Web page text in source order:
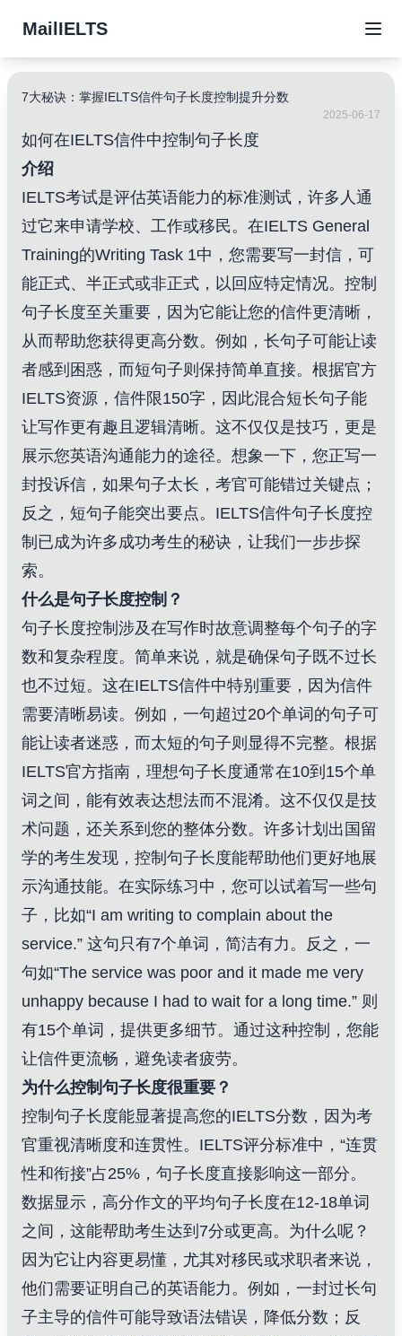
MailIELTS
7大秘诀：掌握IELTS信件句子长度控制提升分数
2025-06-17
如何在IELTS信件中控制句子长度
介绍
IELTS考试是评估英语能力的标准测试，许多人通
过它来申请学校、工作或移民。在IELTS General
Training的Writing Task 1中，您需要写一封信，可
能正式、半正式或非正式，以回应特定情况。控制
句子长度至关重要，因为它能让您的信件更清晰，
从而帮助您获得更高分数。例如，长句子可能让读
者感到困惑，而短句子则保持简单直接。根据官方
IELTS资源，信件限150字，因此混合短长句子能
让写作更有趣且逻辑清晰。这不仅仅是技巧，更是
展示您英语沟通能力的途径。想象一下，您正写一
封投诉信，如果句子太长，考官可能错过关键点；
反之，短句子能突出要点。IELTS信件句子长度控
制已成为许多成功考生的秘诀，让我们一步步探
索。
什么是句子长度控制？
句子长度控制涉及在写作时故意调整每个句子的字
数和复杂程度。简单来说，就是确保句子既不过长
也不过短。这在IELTS信件中特别重要，因为信件
需要清晰易读。例如，一句超过20个单词的句子可
能让读者迷惑，而太短的句子则显得不完整。根据
IELTS官方指南，理想句子长度通常在10到15个单
词之间，能有效表达想法而不混淆。这不仅仅是技
术问题，还关系到您的整体分数。许多计划出国留
学的考生发现，控制句子长度能帮助他们更好地展
示沟通技能。在实际练习中，您可以试着写一些句
子，比如“I am writing to complain about the
service.” 这句只有7个单词，简洁有力。反之，一
句如“The service was poor and it made me very
unhappy because I had to wait for a long time.” 则
有15个单词，提供更多细节。通过这种控制，您能
让信件更流畅，避免读者疲劳。
为什么控制句子长度很重要？
控制句子长度能显著提高您的IELTS分数，因为考
官重视清晰度和连贯性。IELTS评分标准中，“连贯
性和衔接”占25%，句子长度直接影响这一部分。
数据显示，高分作文的平均句子长度在12-18单词
之间，这能帮助考生达到7分或更高。为什么呢？
因为它让内容更易懂，尤其对移民或求职者来说，
他们需要证明自己的英语能力。例如，一封过长句
子主导的信件可能导致语法错误，降低分数；反